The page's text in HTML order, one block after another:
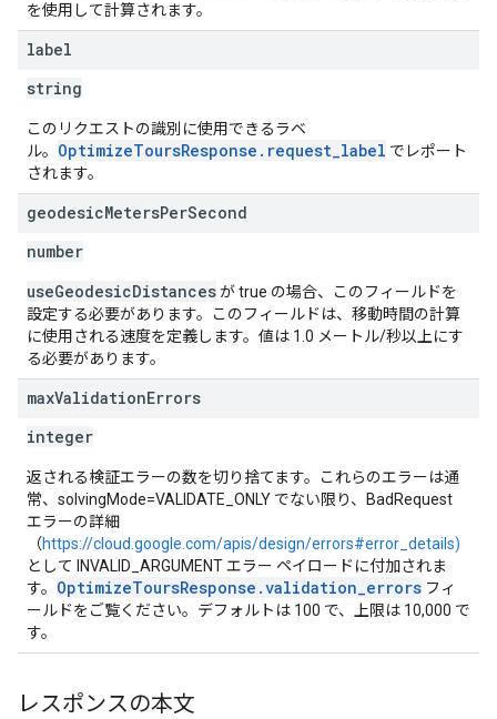
を使用して計算されます。
label
string
このリクエストの識別に使用できるラベ
ル。 OptimizeToursResponse.request_label でレポート
されます。
geodesicMetersPerSecond
number
useGeodesicDistancesが true の場合、このフィールドを
設定する必要があります。このフィールドは、移動時間の計算
に使用される速度を定義します。値は 1.0 メートル/秒以上にす
る必要があります。
maxValidationErrors
integer
返される検証エラーの数を切り捨てます。これらのエラーは通
常、solvingMode=VALIDATE_ONLY でない限り、BadRequest
エラーの詳細
（https://cloud.google.com/apis/design/errors#error_details)
として INVALID_ARGUMENT エラー ペイロードに付加されま
す。 OptimizeToursResponse.validation_errors フィ
ールドをご覧ください。デフォルトは 100 で、上限は 10,000 で
す。
レスポンスの本文